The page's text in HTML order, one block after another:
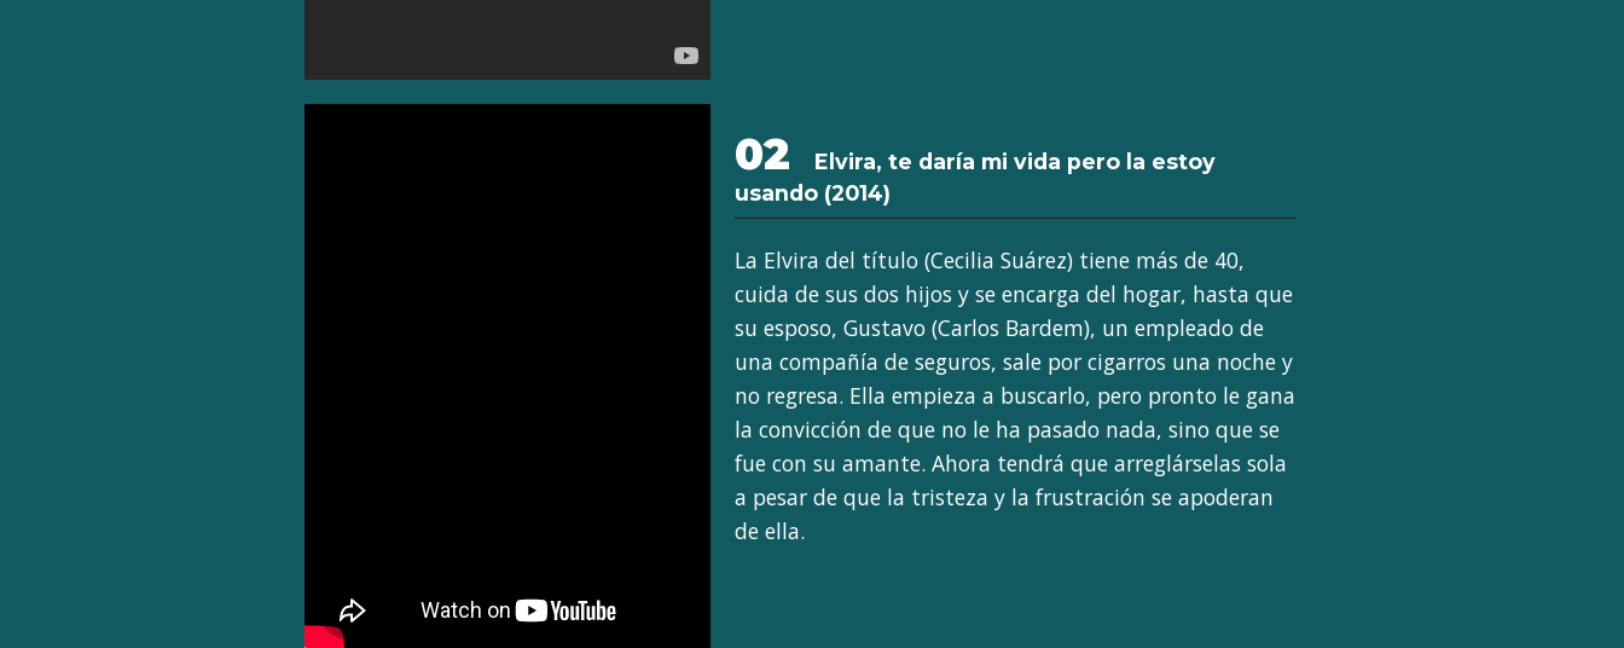
02
Elvira, te daría mi vida pero la estoy
usando (2014)
La Elvira del título (Cecilia Suárez) tiene más de 40,
cuida de sus dos hijos y se encarga del hogar, hasta que
su esposo, Gustavo (Carlos Bardem), un empleado de
una compañía de seguros, sale por cigarros una noche y
no regresa. Ella empieza a buscarlo, pero pronto le gana
la convicción de que no le ha pasado nada, sino que se
fue con su amante. Ahora tendrá que arreglárselas sola
a pesar de que la tristeza y la frustración se apoderan
de ella.